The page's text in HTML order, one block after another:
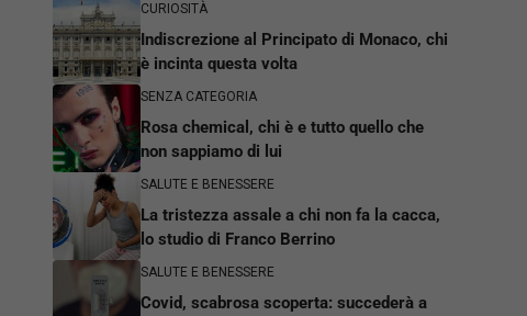
CURIOSITÀ
Indiscrezione al Principato di Monaco, chi
è incinta questa volta
SENZA CATEGORIA
Rosa chemical, chi è e tutto quello che
non sappiamo di lui
SALUTE E BENESSERE
La tristezza assale a chi non fa la cacca,
lo studio di Franco Berrino
SALUTE E BENESSERE
Covid, scabrosa scoperta: succederà a